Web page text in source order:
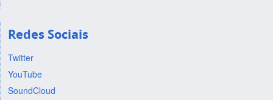
Redes Sociais
Twitter
YouTube
SoundCloud